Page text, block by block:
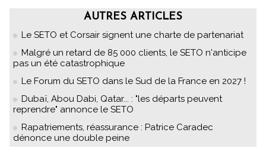
AUTRES ARTICLES
Le SETO et Corsair signent une charte de partenariat
Malgré un retard de 85 000 clients, le SETO n'anticipe
pas un été catastrophique
Le Forum du SETO dans le Sud de la France en 2027 !
Dubaï, Abou Dabi, Qatar... : "les départs peuvent
reprendre" annonce le SETO
Rapatriements, réassurance : Patrice Caradec
dénonce une double peine